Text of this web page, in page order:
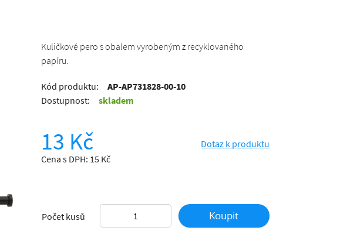
Kuličkové pero s obalem vyrobeným z recyklovaného
papíru.
Kód produktu:
AP-AP731828-00-10
Dostupnost:
skladem
13 Kč
Cena s DPH: 15 Kč
Dotaz k produktu
Počet kusů Koupit